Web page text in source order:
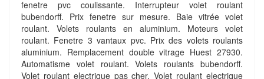
fenetre pvc coulissante. Interrupteur volet roulant
bubendorff. Prix fenetre sur mesure. Baie vitrée volet
roulant. Volets roulants en aluminium. Moteurs volet
roulant. Fenetre 3 vantaux pvc. Prix des volets roulants
aluminium. Remplacement double vitrage Huest 27930.
Automatisme volet roulant. Volets roulants bubendorff.
Volet roulant electrique pas cher. Volet roulant electrique